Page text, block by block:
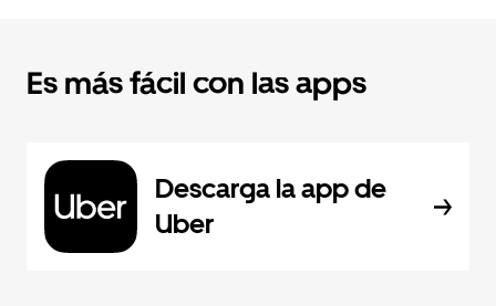
Es más fácil con las apps
Descarga la app de
Uber